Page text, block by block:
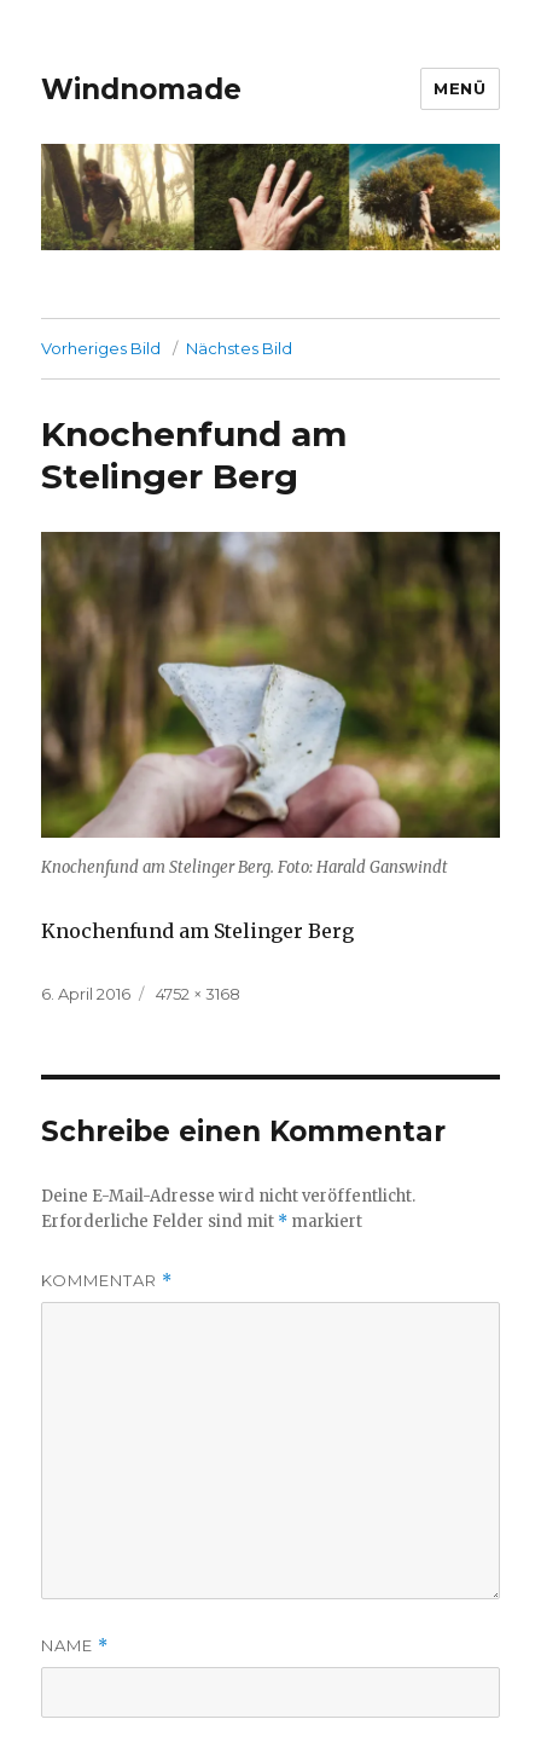
Windnomade MENÜ
Vorheriges Bild Nächstes Bild
Knochenfund am
Stelinger Berg
Knochenfund am Stelinger Berg. Foto: Harald Ganswindt
Knochenfund am Stelinger Berg
Veröffentlicht
6. April 2016
Volle
4752 × 3168
Schreibe einen Kommentar
Deine E-Mail-Adresse wird nicht veröffentlicht.
Erforderliche Felder sind mit * markiert
KOMMENTAR *
NAME *